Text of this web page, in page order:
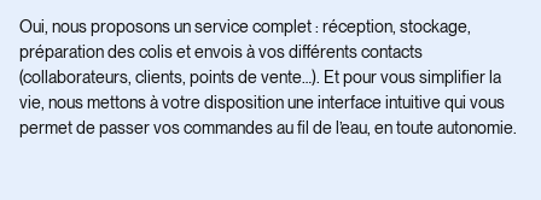
Oui, nous proposons un service complet : réception, stockage,
préparation des colis et envois à vos différents contacts
(collaborateurs, clients, points de vente…). Et pour vous simplifier la
vie, nous mettons à votre disposition une interface intuitive qui vous
permet de passer vos commandes au fil de l’eau, en toute autonomie.